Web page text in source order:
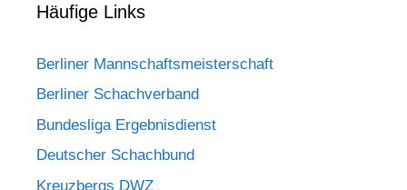
Häufige Links
Berliner Mannschaftsmeisterschaft
Berliner Schachverband
Bundesliga Ergebnisdienst
Deutscher Schachbund
Kreuzbergs DWZ